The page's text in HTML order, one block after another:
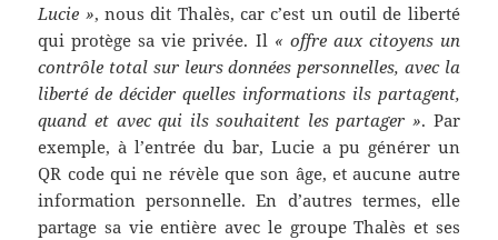
Lucie », nous dit Thalès, car c’est un outil de liberté
qui protège sa vie privée. Il « offre aux citoyens un
contrôle total sur leurs données personnelles, avec la
liberté de décider quelles informations ils partagent,
quand et avec qui ils souhaitent les partager ». Par
exemple, à l’entrée du bar, Lucie a pu générer un
QR code qui ne révèle que son âge, et aucune autre
information personnelle. En d’autres termes, elle
partage sa vie entière avec le groupe Thalès et ses